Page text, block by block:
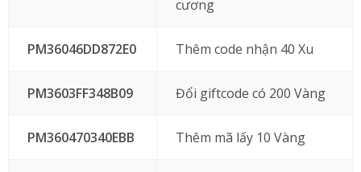
cương
PM36046DD872E0 Thêm code nhận 40 Xu
PM3603FF348B09 Đổi giftcode có 200 Vàng
PM360470340EBB Thêm mã lấy 10 Vàng